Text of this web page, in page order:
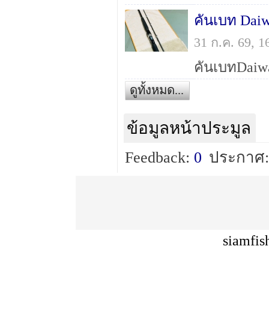
31 ก.ค. 69,
ดูทั้งหมด...
ข้อมูลหน้าประมูล
Feedback: 0 ประกาศ